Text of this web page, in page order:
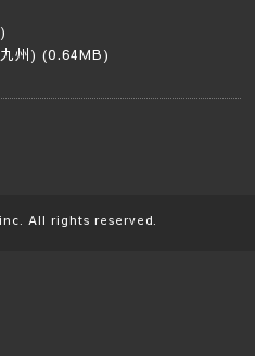
州) (0.64MB)
inc. All rights reserved.